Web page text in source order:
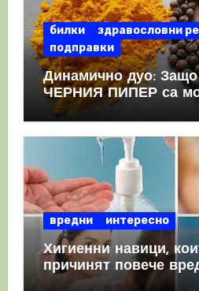
билки
здравословни
подправки
Динамично дуо:
ЧЕРНИЯ ПИПЕР са
комбинация
вредни интересно
Хигиенни навици,
причинят повече
полза